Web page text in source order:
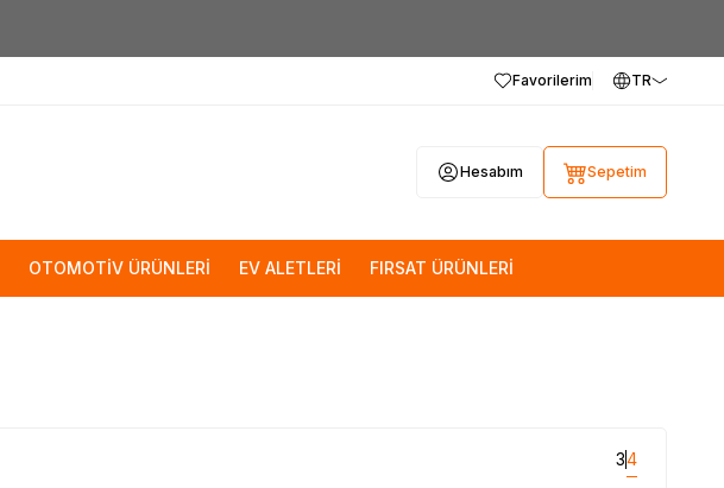
Favorilerim TR
Hesabım Sepetim
OTOMOTİV ÜRÜNLERİ EV ALETLERİ FIRSAT ÜRÜNLERİ
34